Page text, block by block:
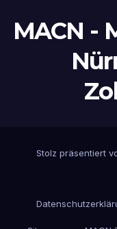
MACN -
Stolz präsentiert